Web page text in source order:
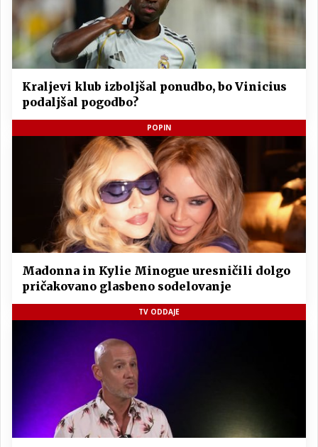
Kraljevi klub izboljšal ponudbo, bo Vinicius
podaljšal pogodbo?
POPIN
Madonna in Kylie Minogue uresničili dolgo
pričakovano glasbeno sodelovanje
TV ODDAJE